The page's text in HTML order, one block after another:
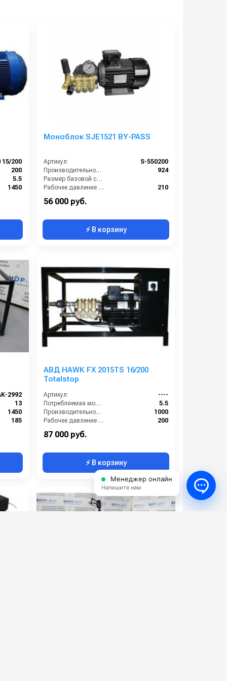
15/200
200
5.5
1450
Моноблок SJE1521 BY-PASS
Артикул:
S-550200
Производительность (л/ч):
924
Размер базовой станции (ДхШхВ):
Рабочее давление (бар):
210
Мощность (кВт):
56 000 руб.
⚡ В корзину
2992
13
1450
185
АВД HAWK FX 2015TS 16/200
Totalstop
Артикул:
----
Потребляемая мощность (кВт):
5.5
Производительность (л/ч):
1000
Рабочее давление (бар):
200
87 000 руб.
⚡ В корзину
Менеджер онлайн
Напишите нам